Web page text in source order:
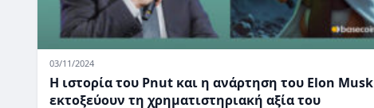
03/11/2024
Η ιστορία του Pnut και η ανάρτηση του Elon Musk
εκτοξεύουν τη χρηματιστηριακή αξία του